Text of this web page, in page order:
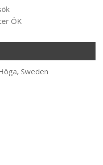
ÖK
Sweden